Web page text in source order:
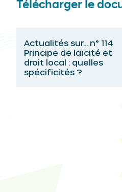
Télécharger le
Actualités sur... n° 114
Principe de laïcité et
droit local : quelles
spécificités ?